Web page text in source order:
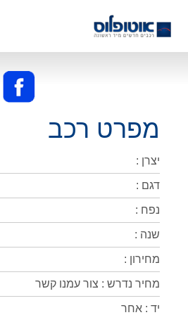
מפרט רכב
יצרן :
דגם :
נפח :
שנה :
מחירון :
מחיר נדרש : צור עמנו קשר
יד : אחר